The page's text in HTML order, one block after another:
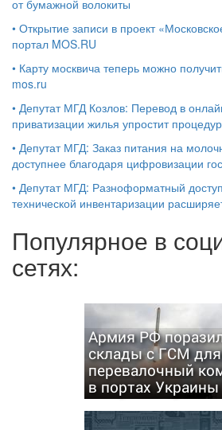
от бумажной волокиты
• Открытие записи в проект
портал MOS.RU
• Карту москвича теперь можно
mos.ru
• Депутат МГД Козлов: Перевод в
приватизации жилья упростит
• Депутат МГД: Заказ питания на
доступнее благодаря цифровизации
• Депутат МГД: Разноформатный
технической инвентаризации
Популярное в
сетях:
Армия РФ
склады с ГСМ
перевалочный
в портах Украины